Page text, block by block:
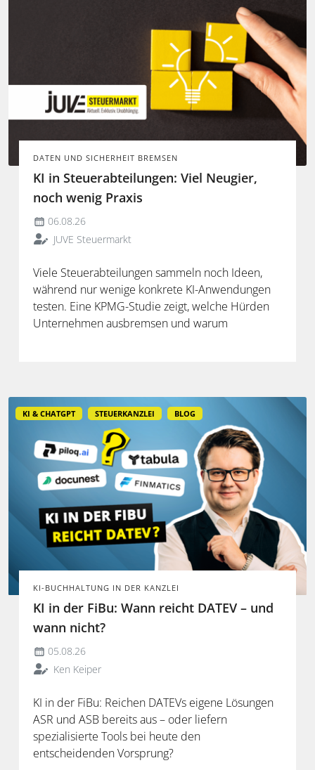
DATEN UND SICHERHEIT BREMSEN
KI in Steuerabteilungen: Viel Neugier,
noch wenig Praxis
06.08.26
JUVE Steuermarkt
Viele Steuerabteilungen sammeln noch Ideen,
während nur wenige konkrete KI-Anwendungen
testen. Eine KPMG-Studie zeigt, welche Hürden
Unternehmen ausbremsen und warum
KI & CHATGPT STEUERKANZLEI BLOG
KI-BUCHHALTUNG IN DER KANZLEI
KI in der FiBu: Wann reicht DATEV – und
wann nicht?
05.08.26
Ken Keiper
KI in der FiBu: Reichen DATEVs eigene Lösungen
ASR und ASB bereits aus – oder liefern
spezialisierte Tools bei heute den
entscheidenden Vorsprung?